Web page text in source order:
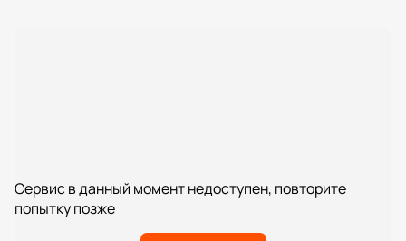
Сервис в данный момент недоступен, повторите
попытку позже